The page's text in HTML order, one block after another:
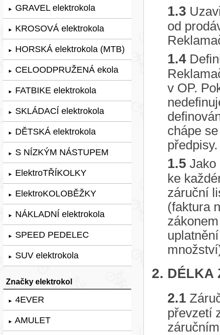
► GRAVEL elektrokola
► KROSOVÁ elektrokola
► HORSKÁ elektrokola (MTB)
► CELOODPRUŽENÁ ekola
► FATBIKE elektrokola
► SKLÁDACÍ elektrokola
► DĚTSKÁ elektrokola
► S NÍZKÝM NÁSTUPEM
► ElektroTŘÍKOLKY
► ElektroKOLOBĚŽKY
► NÁKLADNÍ elektrokola
► SPEED PEDELEC
► SUV elektrokola
Značky elektrokol
► 4EVER
► AMULET
1.3
od
1.4
v OP.
chápe
předpisy.
1.5Jako
ke
záruční
(faktura
2. DÉLKA
2.1
převzetí